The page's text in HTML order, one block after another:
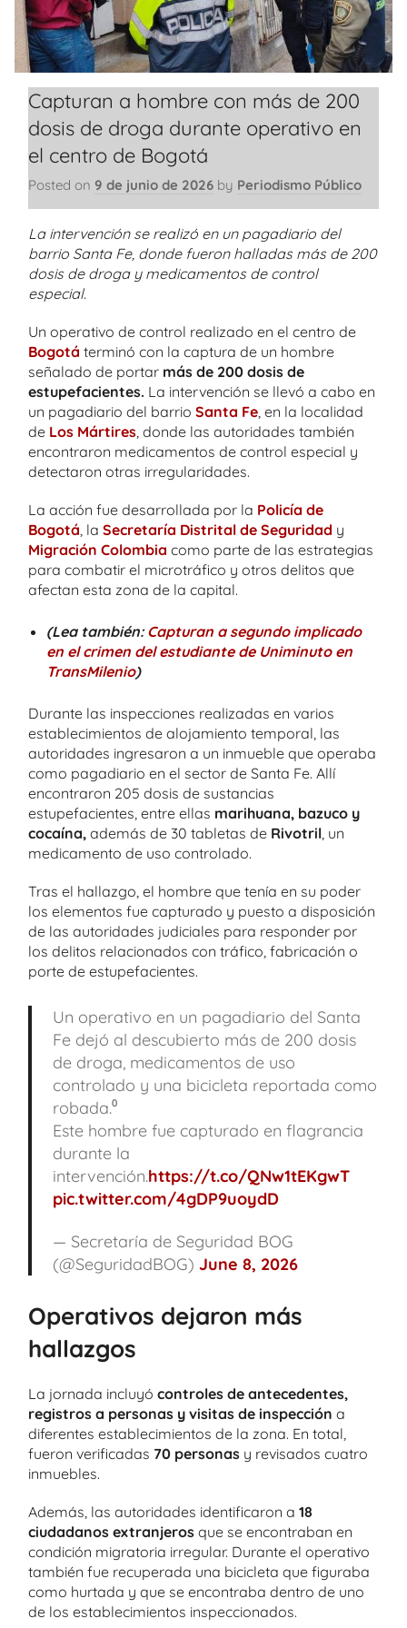
Capturan a hombre con más de 200
dosis de droga durante operativo en
el centro de Bogotá
Posted on 9 de junio de 2026 by Periodismo Público
La intervención se realizó en un pagadiario del
barrio Santa Fe, donde fueron halladas más de 200
dosis de droga y medicamentos de control
especial.
Un operativo de control realizado en el centro de
Bogotá terminó con la captura de un hombre
señalado de portar más de 200 dosis de
estupefacientes. La intervención se llevó a cabo en
un pagadiario del barrio Santa Fe , en la localidad
de Los Mártires , donde las autoridades también
encontraron medicamentos de control especial y
detectaron otras irregularidades.
La acción fue desarrollada por la Policía de
Bogotá , la Secretaría Distrital de Seguridad y
Migración Colombia como parte de las estrategias
para combatir el microtráfico y otros delitos que
afectan esta zona de la capital.
(Lea también: Capturan a segundo implicado
en el crimen del estudiante de Uniminuto en
TransMilenio)
Durante las inspecciones realizadas en varios
establecimientos de alojamiento temporal, las
autoridades ingresaron a un inmueble que operaba
como pagadiario en el sector de Santa Fe. Allí
encontraron 205 dosis de sustancias
estupefacientes, entre ellas marihuana, bazuco y
cocaína, además de 30 tabletas de Rivotril , un
medicamento de uso controlado.
Tras el hallazgo, el hombre que tenía en su poder
los elementos fue capturado y puesto a disposición
de las autoridades judiciales para responder por
los delitos relacionados con tráfico, fabricación o
porte de estupefacientes.
Un operativo en un pagadiario del Santa
Fe dejó al descubierto más de 200 dosis
de droga, medicamentos de uso
controlado y una bicicleta reportada como
robada.⁰
Este hombre fue capturado en flagrancia
durante la
intervención.https://t.co/QNw1tEKgwT
pic.twitter.com/4gDP9uoydD
— Secretaría de Seguridad BOG
(@SeguridadBOG) June 8, 2026
Operativos dejaron más
hallazgos
La jornada incluyó controles de antecedentes,
registros a personas y visitas de inspección a
diferentes establecimientos de la zona. En total,
fueron verificadas 70 personas y revisados cuatro
inmuebles.
Además, las autoridades identificaron a 18
ciudadanos extranjeros que se encontraban en
condición migratoria irregular. Durante el operativo
también fue recuperada una bicicleta que figuraba
como hurtada y que se encontraba dentro de uno
de los establecimientos inspeccionados.